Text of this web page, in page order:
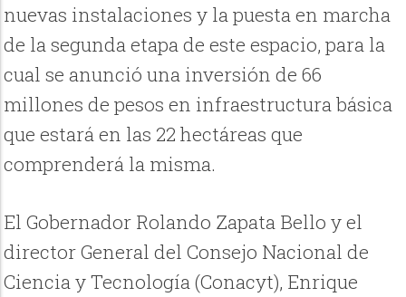
nuevas instalaciones y la puesta en marcha
de la segunda etapa de este espacio, para la
cual se anunció una inversión de 66
millones de pesos en infraestructura básica
que estará en las 22 hectáreas que
comprenderá la misma.
El Gobernador Rolando Zapata Bello y el
director General del Consejo Nacional de
Ciencia y Tecnología (Conacyt), Enrique